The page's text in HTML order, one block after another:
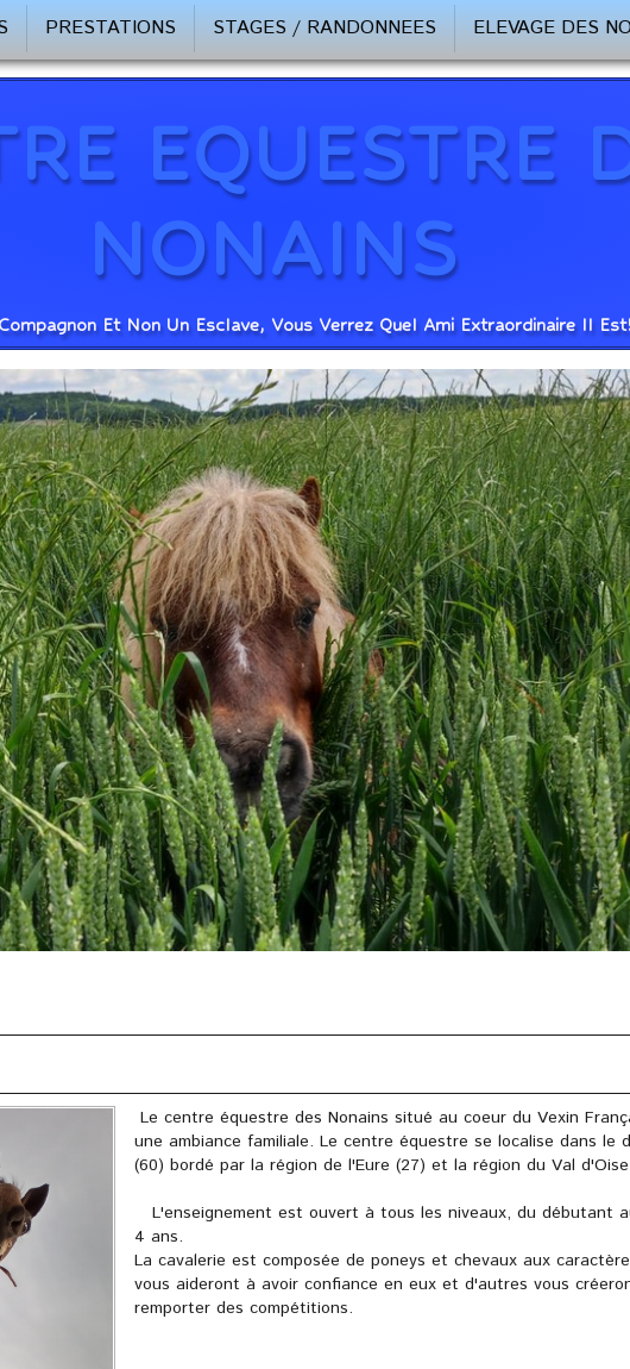
PRESTATIONS STAGES / RANDONNEES ELEVAGE DES
EQUESTRE
NONAINS
Et Non Un Esclave, Vous Verrez Quel Ami Extraordinaire Il
Le centre équestre des Nonains situé au coeur du Vexin
une ambiance familiale. Le centre équestre se localise dans le
(60) bordé par la région de l'Eure (27) et la région du Val
L'enseignement est ouvert à tous les niveaux, du débutant
4 ans.
La cavalerie est composée de poneys et chevaux aux
vous aideront à avoir confiance en eux et d'autres vous
remporter des compétitions.